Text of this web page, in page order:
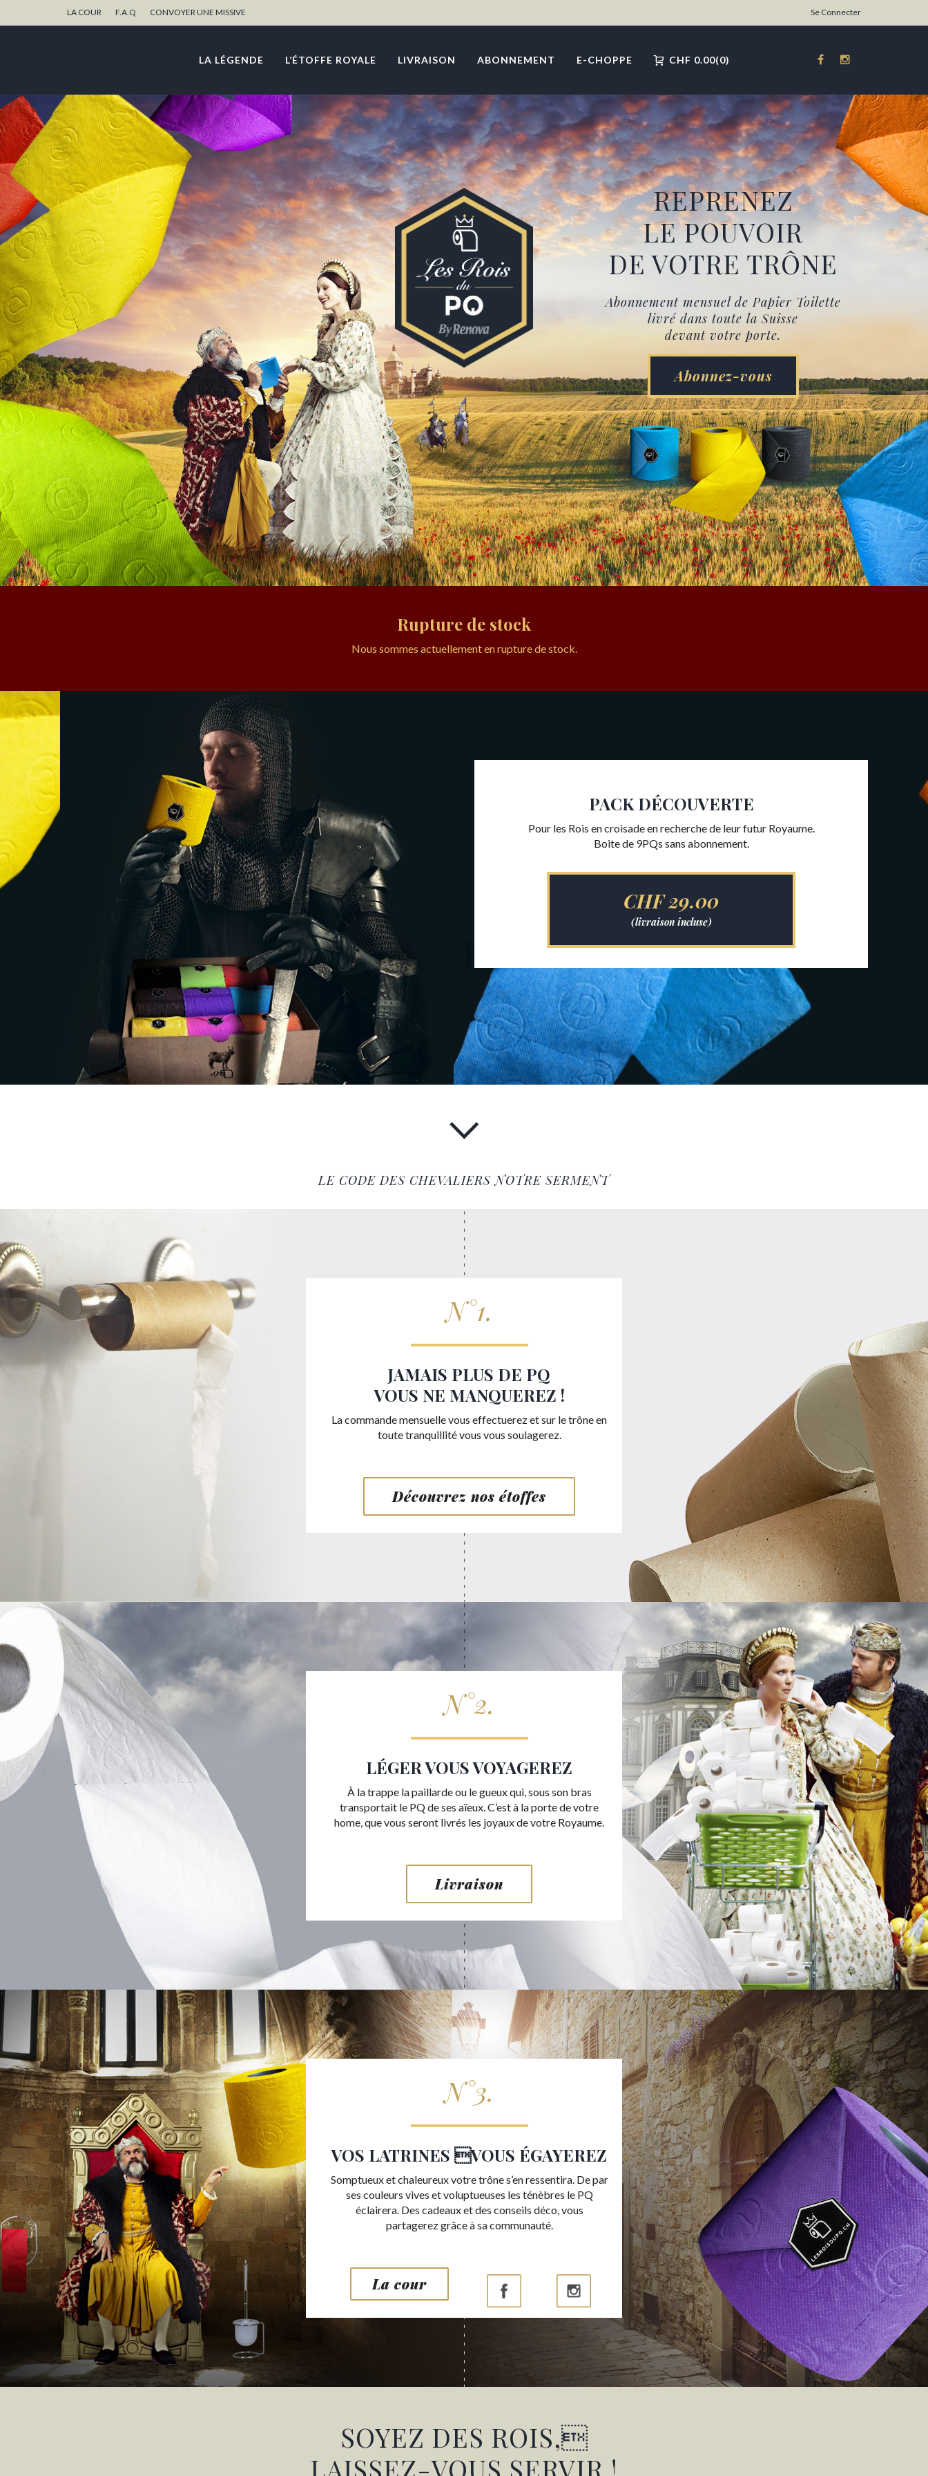
LA COUR F.A.Q CONVOYER UNE MISSIVE Se Connecter
LA LÉGENDE L’ÉTOFFE ROYALE LIVRAISON ABONNEMENT E-CHOPPE CHF 0.00 0
REPRENEZ
LE POUVOIR
DE VOTRE TRÔNE
Abonnement mensuel de Papier Toilette
livré dans toute la Suisse
devant votre porte.
Abonnez-vous
Rupture de stock
Nous sommes actuellement en rupture de stock.
PACK DÉCOUVERTE
Pour les Rois en croisade en recherche de leur futur Royaume.
Boite de 9PQs sans abonnement.
CHF29.00
Read More
LE CODE DES CHEVALIERS NOTRE SERMENT
N°1.
JAMAIS PLUS DE PQ
VOUS NE MANQUEREZ !
La commande mensuelle vous effectuerez et sur le trône en
toute tranquillité vous vous soulagerez.
Découvrez nos étoffes
N°2.
LÉGER VOUS VOYAGEREZ
À la trappe la paillarde ou le gueux qui, sous son bras
transportait le PQ de ses aïeux. C’est à la porte de votre
home, que vous seront livrés les joyaux de votre Royaume.
Livraison
N°3.
VOS LATRINES VOUS ÉGAYEREZ
Somptueux et chaleureux votre trône s’en ressentira. De par
ses couleurs vives et voluptueuses les ténèbres le PQ
éclairera. Des cadeaux et des conseils déco, vous
partagerez grâce à sa communauté.
La cour
SOYEZ DES ROIS,
LAISSEZ-VOUS SERVIR !